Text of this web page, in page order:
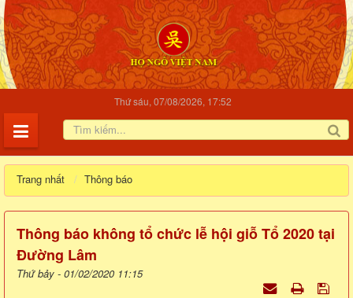
Thứ sáu, 07/08/2026, 17:52
Trang nhất Thông báo
Thông báo không tổ chức lễ hội giỗ Tổ 2020 tại
Đường Lâm
Thứ bảy - 01/02/2020 11:15